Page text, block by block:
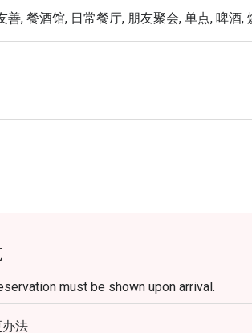
善, 餐酒馆, 日常餐厅, 朋友聚会, 单点, 啤酒,
must be shown upon arrival.
法